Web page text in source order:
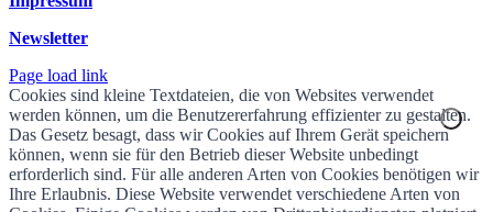
Newsletter
Page load link
Cookies sind kleine Textdateien, die von Websites verwendet
werden können, um die Benutzererfahrung effizienter zu gestalten.
Das Gesetz besagt, dass wir Cookies auf Ihrem Gerät speichern
können, wenn sie für den Betrieb dieser Website unbedingt
erforderlich sind. Für alle anderen Arten von Cookies benötigen wir
Ihre Erlaubnis. Diese Website verwendet verschiedene Arten von